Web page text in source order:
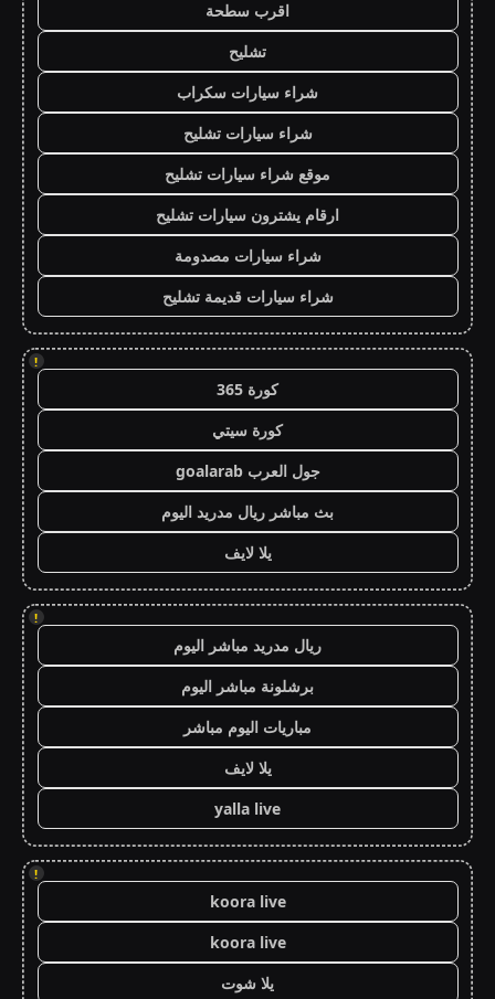
اقرب سطحة
تشليح
شراء سيارات سكراب
شراء سيارات تشليح
موقع شراء سيارات تشليح
ارقام يشترون سيارات تشليح
شراء سيارات مصدومة
شراء سيارات قديمة تشليح
!
كورة 365
كورة سيتي
جول العرب goalarab
بث مباشر ريال مدريد اليوم
يلا لايف
!
ريال مدريد مباشر اليوم
برشلونة مباشر اليوم
مباريات اليوم مباشر
يلا لايف
yalla live
!
koora live
koora live
يلا شوت